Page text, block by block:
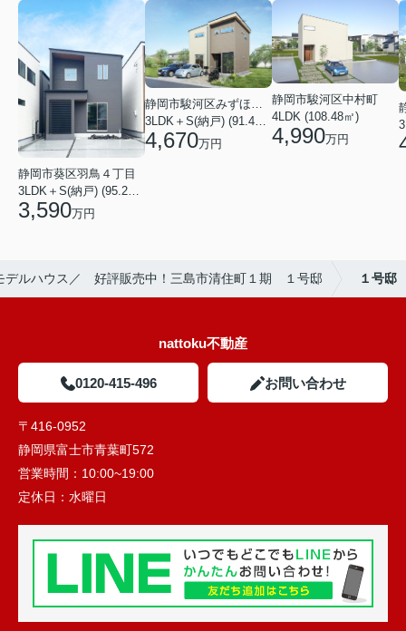
静岡市葵区羽鳥４丁目
3,590万円
4,670万円
静岡市駿河区中村町
4LDK (108.48㎡)
4,990万円
デルハウス／ 好評販売中！三島市清住町１期 １号邸 １号邸
nattoku不動産
0120-415-496 お問い合わせ
〒416-0952
静岡県富士市青葉町572
営業時間： 10:00~19:00
定休日： 水曜日